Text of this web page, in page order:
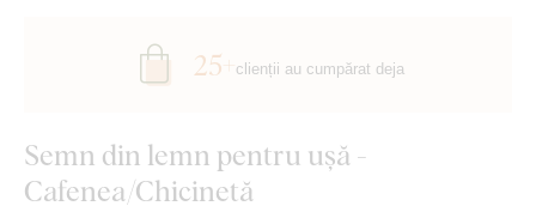
Semn din lemn pentru ușă -
Cafenea/Chicinetă
25+ clienții au cumpărat deja